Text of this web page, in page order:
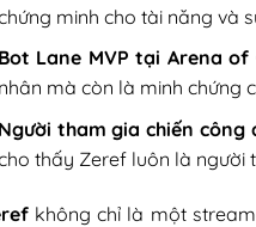
minh cho tài năng và
Bot Lane MVP tại Arena of
nhân mà còn là minh chứng
Người tham gia chiến công
thấy Zeref luôn là người
không chỉ là một